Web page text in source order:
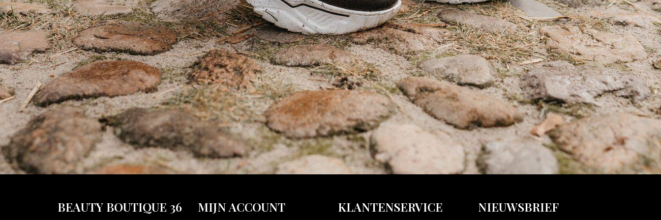
BEAUTY BOUTIQUE 36 MIJN ACCOUNT KLANTENSERVICE NIEUWSBRIEF